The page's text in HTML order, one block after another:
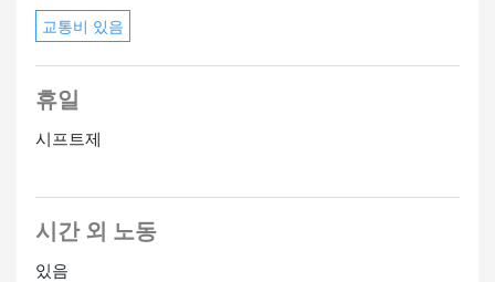
교통비 있음
휴일
시프트제
시간 외 노동
있음